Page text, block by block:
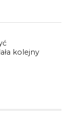
kolejny